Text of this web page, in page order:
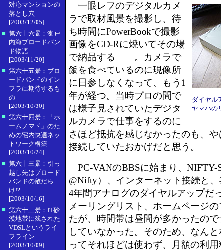
対応マンションの
落とし穴
[2003/12/05]
■ 第六十六景：瀬戸
内海ブロードバン
ド物語
[2003/11/20]
■ 第六十五景：ブロ
ードバンドのイン
フラに期待するも
の
[2003/10/30]
■ 第六十四景：「ホ
ームノマド」のた
めの宅内快適ネッ
トワーク構築
[2003/10/24]
■ 第六十三景：引っ
越し先はブロード
バンドの敵だら
け!?
[2003/10/16]
■ 第六十二景：IT砂
漠地帯に残された
VDSLというライ
フライン
[2003/10/09]
ダイヤル
ヤマハの
一眼レフのデジタルカメ
ラで取材風景を撮影し、待
ち時間にPowerBookで撮影
画像をCD-Rに焼いてその場
で納品する――。カメラで
飯を食べているのに現像所
に日参しなくなって、もう1
年が経つ。当時プロの間で
は様子見されていたデジタ
ルカメラで仕事をするのに
さほど抵抗を感じなかったのも、
接続していたおかげだと思う。
PC-VANのBBSに始まり、NIFTY-
@Nifty）、インターネット接続と
4年間アナログのダイヤルアップだ
メーリングリスト、ホームページ
たが、時間帯は昼間が多かったの
していなかった。そのため、なん
ってそれほどは使わず、月額の利